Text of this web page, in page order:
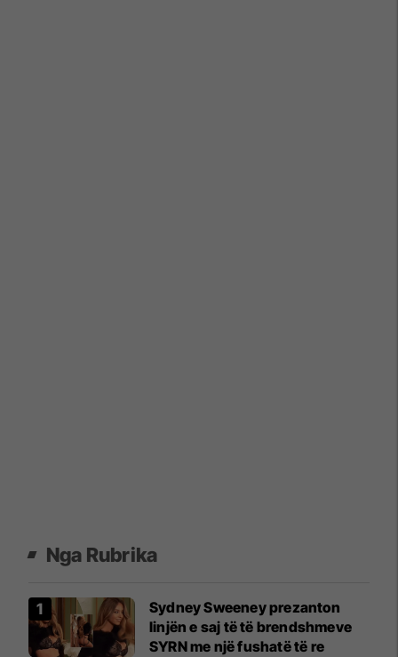
Nga Rubrika
Sydney Sweeney prezanton
linjën e saj të të brendshmeve
SYRN me një fushatë të re